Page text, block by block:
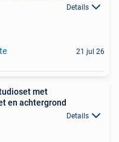
Details
21 jul 26
met
en achtergrond
Details